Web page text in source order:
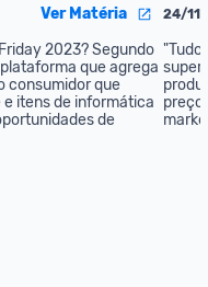
Ver Matéria
2023? Segundo
que agrega
consumidor que
itens de informática
de
24/
"Tudo